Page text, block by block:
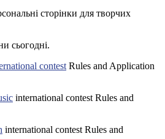
сторінки для творчих
сьогодні.
contest Rules and Application
international contest Rules and
international contest Rules and